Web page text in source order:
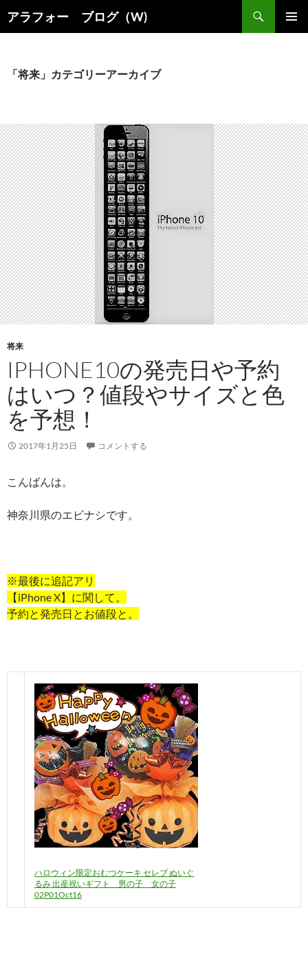
ン
キ
ッ
プ
アラフォー ブログ（W)
索
「将来」カテゴリーアーカイブ
将来
IPHONE10の発売日や予約
はいつ？値段やサイズと色
を予想！
2017年1月25日 コメントする
こんばんは。
神奈川県のエビナシです。
※最後に追記アリ
【iPhone X】に関して。
予約と発売日とお値段と。
ハロウィン限定おむつケーキ セレブ ぬいぐ
るみ 出産祝いギフト 男の子 女の子
02P01Oct16